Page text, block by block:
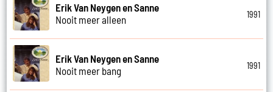
Erik Van Neygen en Sanne
Nooit meer alleen
1991
Erik Van Neygen en Sanne
Nooit meer bang
1991